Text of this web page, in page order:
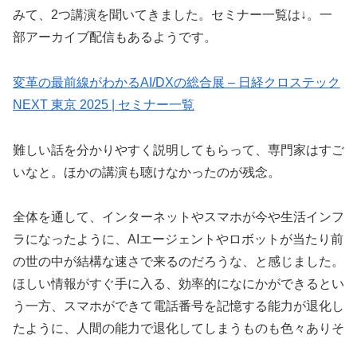
みて、2つ講演を聞いてきました。セミナー一覧は↓。一
部アーカイブ配信もあるようです。
変革の最前線がわかるAI/DXの総合展 – 日経クロステック
NEXT 東京 2025 | セミナー一覧
難しい話を分かりやすく説明してもらって、専門家はすご
いなと。ほかの講演も聴けなかったのが残念。
全体を通して、インターネットやスマホが今や生活インフ
ラになったように、AIエージェントやロボットが当たり前
の世の中が結構な速さで来るのだろうな、と感じました。
ほしい情報がすぐ手に入る、効率的になにかができるとい
う一方、スマホができて電話番号を記憶する能力が退化し
たように、人間の能力で退化してしまうものも色々ありそ